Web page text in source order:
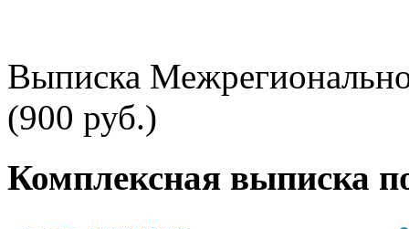
Выписка
(900 руб.)
Комплексная выписка